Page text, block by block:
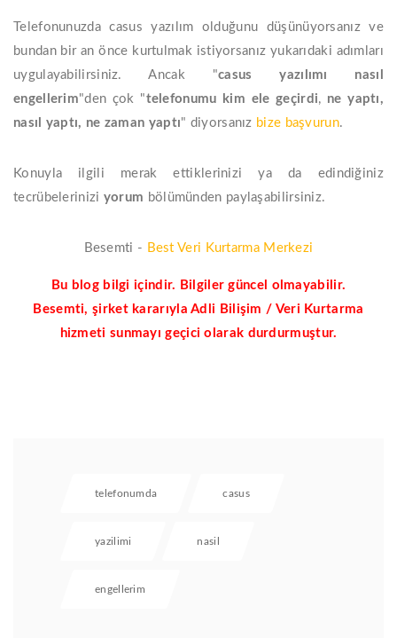
Telefonunuzda casus yazılım olduğunu düşünüyorsanız ve
bundan bir an önce kurtulmak istiyorsanız yukarıdaki adımları
uygulayabilirsiniz. Ancak "casus yazılımı nasıl
engellerim"den çok "telefonumu kim ele geçirdi, ne yaptı,
nasıl yaptı, ne zaman yaptı" diyorsanız bize başvurun.
Konuyla ilgili merak ettiklerinizi ya da edindiğiniz
tecrübelerinizi yorum bölümünden paylaşabilirsiniz.
Besemti - Best Veri Kurtarma Merkezi
Bu blog bilgi içindir. Bilgiler güncel olmayabilir.
Besemti, şirket kararıyla Adli Bilişim / Veri Kurtarma
hizmeti sunmayı geçici olarak durdurmuştur.
telefonumda casus
yazilimi nasil
engellerim